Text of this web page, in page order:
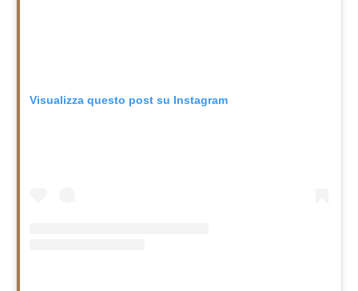
Visualizza questo post su Instagram